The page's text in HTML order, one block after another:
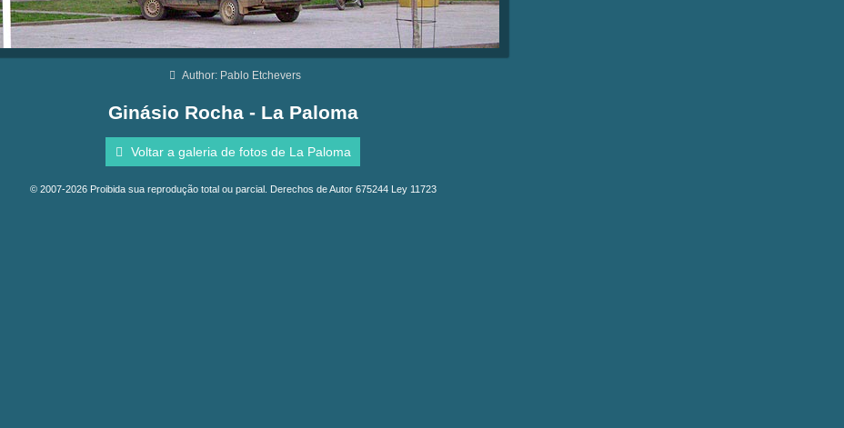
Author: Pablo Etchevers
Ginásio Rocha - La Paloma
Voltar a galeria de fotos de La Paloma
© 2007-2026 Proibida sua reprodução total ou parcial. Derechos de Autor 675244 Ley 11723